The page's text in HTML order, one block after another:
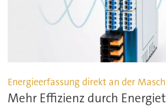
Energieerfassung direkt an der
Mehr Effizienz durch